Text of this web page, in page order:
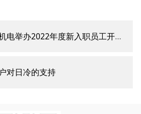
举办2022年度新入职员工开班仪式
对日冷的支持